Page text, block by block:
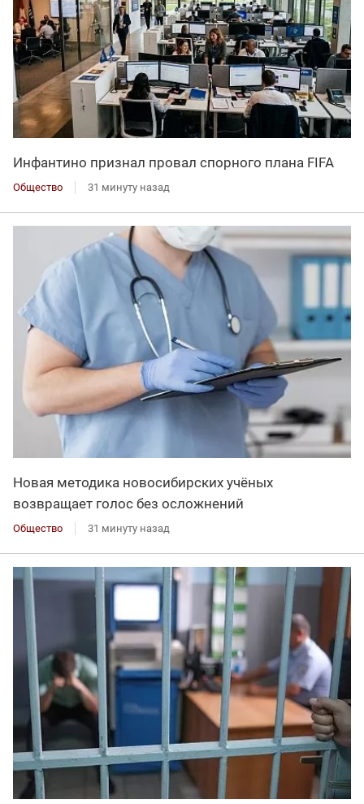
Инфантино признал провал спорного плана FIFA
Общество 31 минуту назад
Новая методика новосибирских учёных
возвращает голос без осложнений
Общество 31 минуту назад